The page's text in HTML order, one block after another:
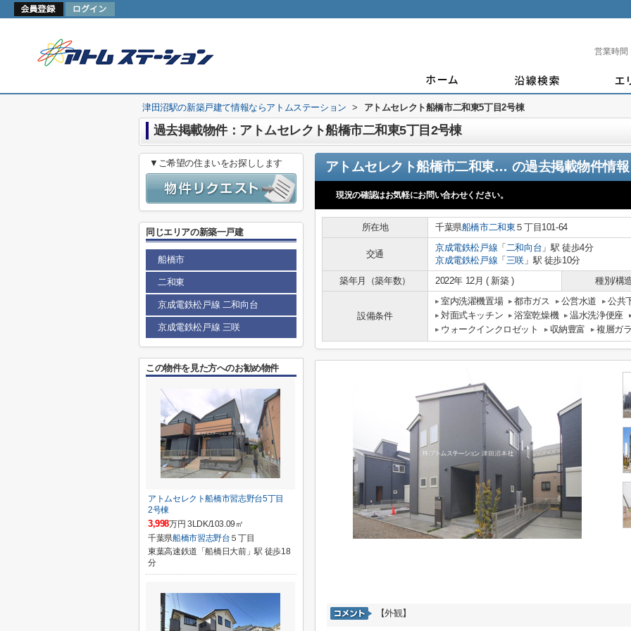
営業時間
津田沼駅の新築戸建て情報ならアトムステーション > アトムセレクト船橋市二和東5丁目2号棟
過去掲載物件：アトムセレクト船橋市二和東5丁目2号棟
アトムセレクト船橋市二和東5丁目2号棟 の過去掲載物件情報
現況の確認はお気軽にお問い合わせください。
所在地 千葉県船橋市二和東 ５丁目101-64
交通
京成電鉄松戸線 「 二和向台 」駅 徒歩4分
京成電鉄松戸線 「 三咲 」駅 徒歩10分
築年月（築年数）
2022年 12月 ( 新築 ) 種別/構
設備条件
室内洗濯機置場 都市ガス 公営水道
公共
対面式キッチン
浴室乾燥機
温水洗浄便座
ウォークインクロゼット
収納豊富 複層ガ
【外観】
▼ご希望の住まいをお探しします
同じエリアの新築一戸建
船橋市
二和東
京成電鉄松戸線 二和向台
京成電鉄松戸線 三咲
この物件を見た方へのお勧め物件
アトムセレクト船橋市習志野台5丁目
2号棟
3,998万円 3LDK/103.09㎡
千葉県船橋市習志野台 ５丁目
東葉高速鉄道「船橋日大前」駅 徒歩18
分